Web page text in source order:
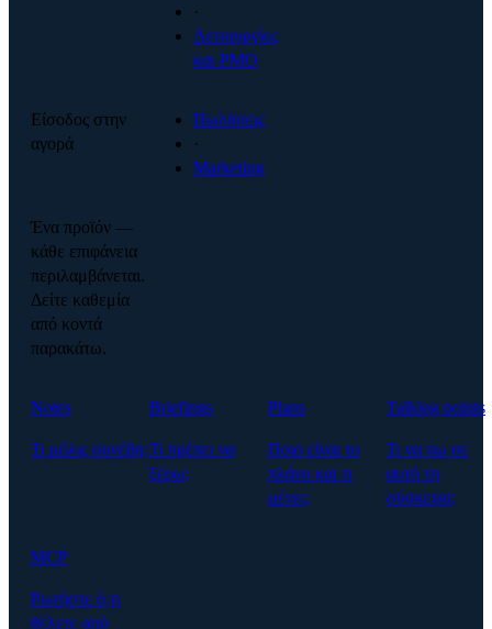
·
Λειτουργίες
και PMO
Είσοδος στην
αγορά
Πωλήσεις
·
Marketing
Ένα προϊόν —
κάθε επιφάνεια
περιλαμβάνεται.
Δείτε καθεμία
από κοντά
παρακάτω.
Notes
Τι μόλις συνέβη;
Briefings
Τι πρέπει να
ξέρω;
Plans
Ποιο είναι το
πλάνο και τι
μένει;
Talking points
Τι να πω σε
αυτή τη
σύσκεψη;
MCP
Ρωτήστε ό,τι
θέλετε από